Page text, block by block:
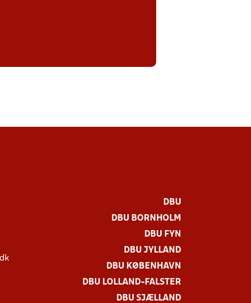
DBU
DBU BORNHOLM
DBU FYN
DBU JYLLAND
DBU KØBENHAVN
DBU LOLLAND-FALSTER
DBU SJÆLLAND